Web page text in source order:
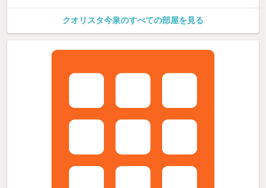
クオリスタ今泉のすべての部屋を見る